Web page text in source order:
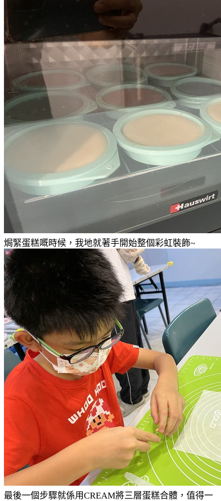
焗緊蛋糕嘅時候，我地就著手開始整個彩虹裝飾~
最後一個步驟就係用CREAM將三層蛋糕合體，值得一